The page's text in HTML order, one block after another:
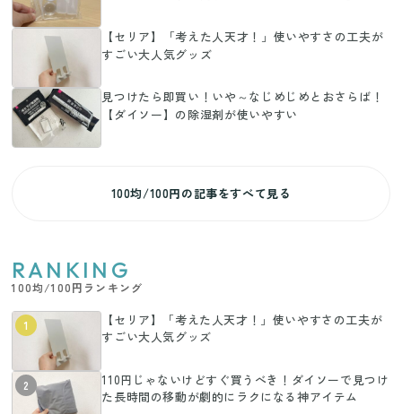
【セリア】「考えた人天才！」使いやすさの工夫が
すごい大人気グッズ
見つけたら即買い！いや～なじめじめとおさらば！
【ダイソー】の除湿剤が使いやすい
100均/100円の記事をすべて見る
RANKING
100均/100円ランキング
1
【セリア】「考えた人天才！」使いやすさの工夫が
すごい大人気グッズ
2
110円じゃないけどすぐ買うべき！ダイソーで見つけ
た長時間の移動が劇的にラクになる神アイテム